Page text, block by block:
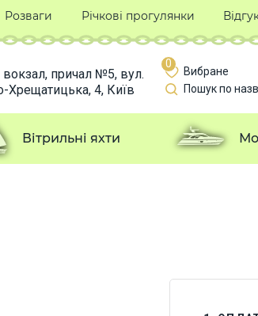
Розваги Річкові прогулянки
вокзал, причал №5, вул.
Хрещатицька, 4, Київ
0
Вибране
Пошук по
Вітрильні яхти